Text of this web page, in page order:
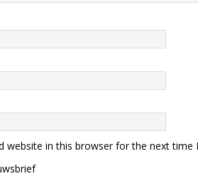
website in this browser for the next time